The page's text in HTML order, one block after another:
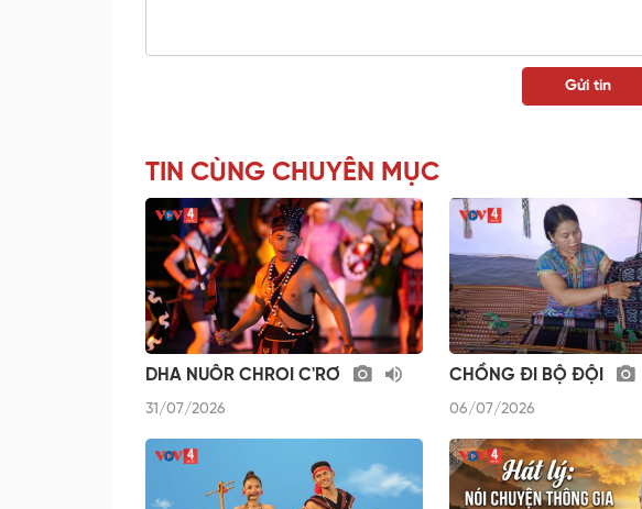
TIN CÙNG CHUYÊN MỤC
DHA NUÔR CHROI C'RƠ
31/07/2026
CHỒNG ĐI BỘ ĐỘI
06/07/2026